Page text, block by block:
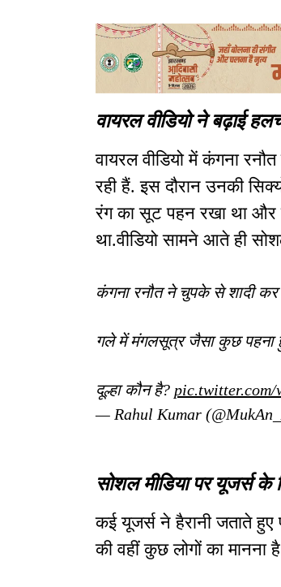
वायरल वीडियो ने बढ़ाई
वायरल वीडियो में कंगना
रही हैं. इस दौरान उनकी
रंग का सूट पहन रखा था और
था.वीडियो सामने आते ही
कंगना रनौत ने चुपके से शादी कर
गले में मंगलसूत्र जैसा कुछ पहना
दूल्हा कौन है? pic.twitter.com/
— Rahul Kumar
सोशल मीडिया पर यूजर्स के
कई यूजर्स ने हैरानी जताते
की वहीं कुछ लोगों का